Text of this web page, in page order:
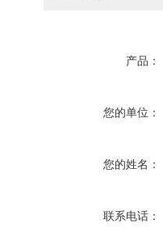
产品：
您的单位：
您的姓名：
联系电话：